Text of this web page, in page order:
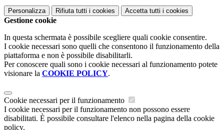
Personalizza Rifiuta tutti i cookies Accetta tutti i cookies
Gestione cookie
In questa schermata è possibile scegliere quali cookie consentire.
I cookie necessari sono quelli che consentono il funzionamento della
piattaforma e non è possibile disabilitarli.
Per conoscere quali sono i cookie necessari al funzionamento potete
visionare la COOKIE POLICY.
Cookie necessari per il funzionamento
I cookie necessari per il funzionamento non possono essere
disabilitati. È possibile consultare l'elenco nella pagina della cookie
policy.